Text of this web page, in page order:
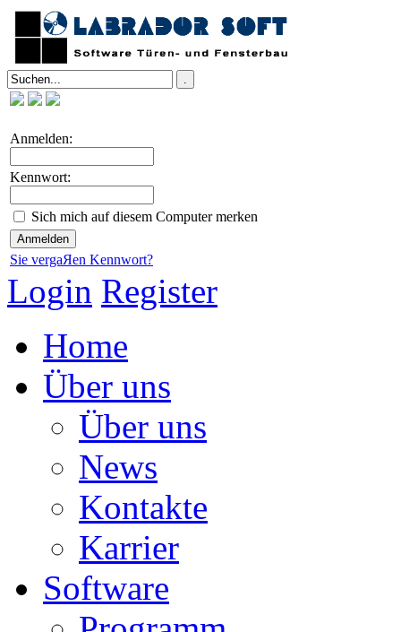
Anmelden:
Kennwort:
Sich mich auf diesem Computer merken
Sie vergaЯen Kennwort?
Login Register
Home
Über uns
Über uns
News
Kontakte
Karrier
Software